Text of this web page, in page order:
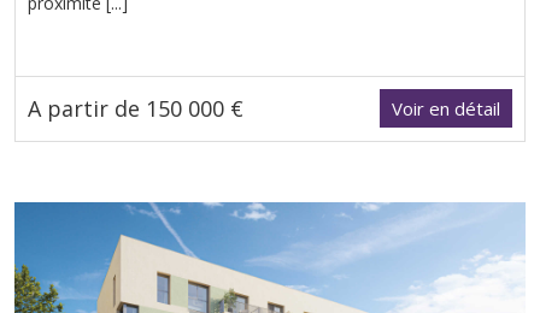
A partir de 150 000 € Voir en détail